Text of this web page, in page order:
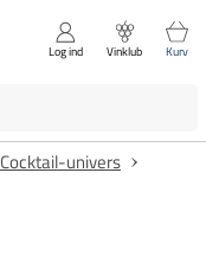
Luk
Log ind Vinklub Kurv
Cocktail-univers